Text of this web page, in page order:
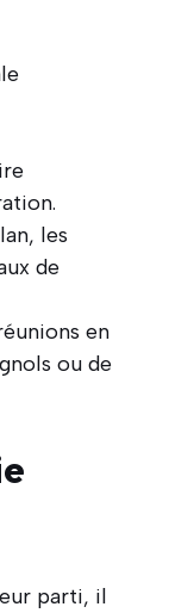
les
de
en
ou de
parti, il